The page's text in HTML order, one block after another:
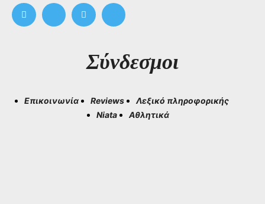
Σύνδεσμοι
Επικοινωνία Reviews
Λεξικό πληροφορικής
Niata
Αθλητικά